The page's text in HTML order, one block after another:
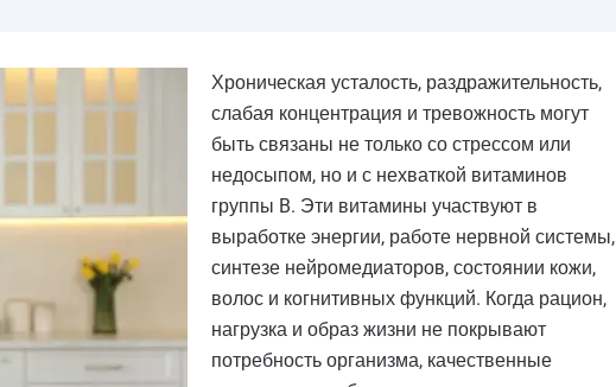
Хроническая усталость, раздражительность,
слабая концентрация и тревожность могут
быть связаны не только со стрессом или
недосыпом, но и с нехваткой витаминов
группы B. Эти витамины участвуют в
выработке энергии, работе нервной системы,
синтезе нейромедиаторов, состоянии кожи,
волос и когнитивных функций. Когда рацион,
нагрузка и образ жизни не покрывают
потребность организма, качественные